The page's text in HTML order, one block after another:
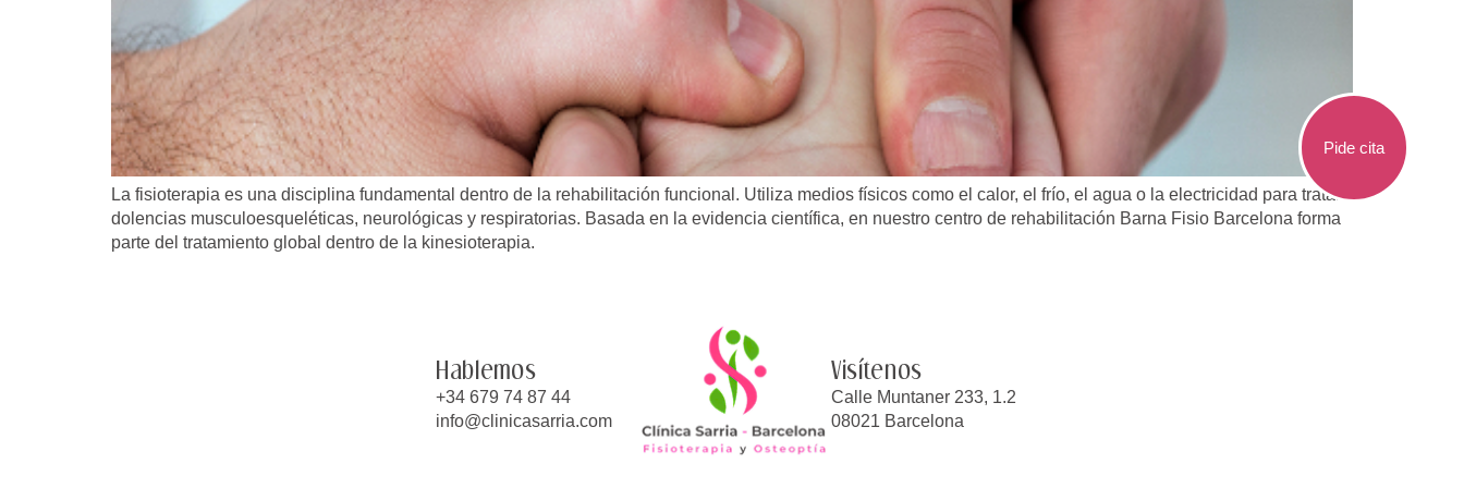
La fisioterapia es una disciplina fundamental dentro de la rehabilitación funcional. Utiliza medios físicos como el calor, el frío, el agua o la electricidad para tratar
dolencias musculoesqueléticas, neurológicas y respiratorias. Basada en la evidencia científica, en nuestro centro de rehabilitación Barna Fisio Barcelona forma
parte del tratamiento global dentro de la kinesioterapia.
Hablemos
+34 679 74 87 44
info@clinicasarria.com
Visítenos
Calle Muntaner 233, 1.2
08021 Barcelona
Pide cita